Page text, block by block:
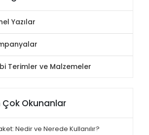
Yazılar
Terimler ve Malzemeler
Çok Okunanlar
Nedir ve Nerede Kullanılır?